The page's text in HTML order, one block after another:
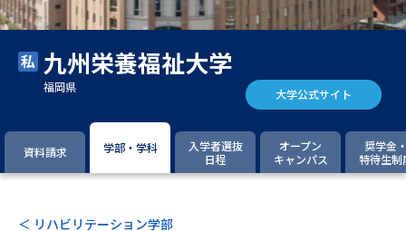
過去問題集
大学・短大以外の資料から請求
大学院の資料請求
留学・進学関連、塾・予備校
大学入学共通テスト「受験案
内」の請求
配慮案内」の請求
九州栄養福祉大学
福岡県 大学公式サイト
資料請求 学部・学科
入学者選抜
日程
オープン
キャンパス
奨学金
特待生制
＜ リハビリテーション学部